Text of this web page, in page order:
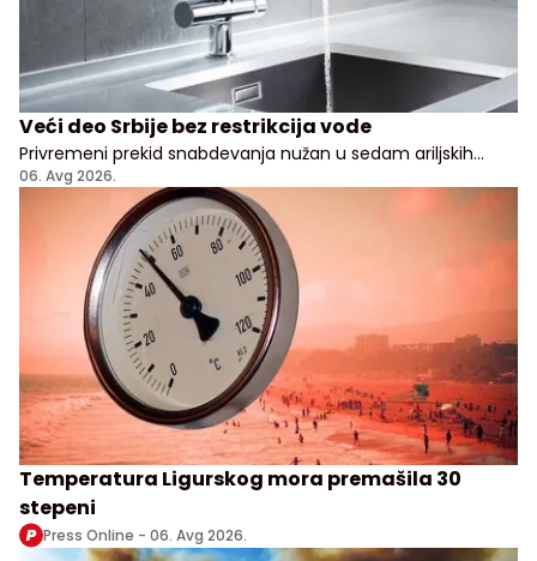
Veći deo Srbije bez restrikcija vode
Privremeni prekid snabdevanja nužan u sedam ariljskih
naselja
06. Avg 2026.
Temperatura Ligurskog mora premašila 30
stepeni
Press Online - 06. Avg 2026.